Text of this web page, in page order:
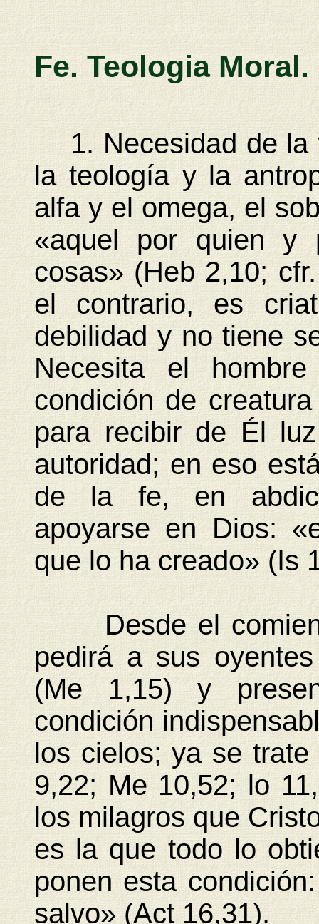
Fe. Teologia Moral.
1. Necesidad de la
la teología y la
alfa y el omega, el
«aquel por quien y
cosas» (Heb 2,10;
el contrario, es
debilidad y no tiene
Necesita el
condición de
para recibir de Él
autoridad; en eso
de la fe, en
apoyarse en Dios:
que lo ha creado» (Is
Desde el
pedirá a sus
(Me 1,15) y
condición
los cielos; ya se
9,22; Me 10,52; lo
los milagros que
es la que todo lo
ponen esta
salvo» (Act 16,31).